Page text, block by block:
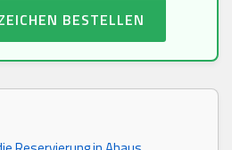
BESTELLEN